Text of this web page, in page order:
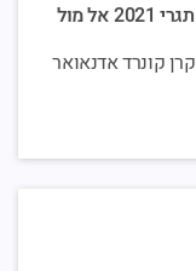
שמאל, ימין ופייק פוליטיקה - אתגרי 2021 אל מול
קונרד אדנאואר